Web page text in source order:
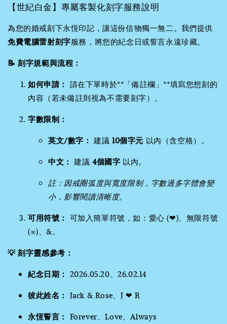
【世紀白金】專屬客製化刻字服務說明
為您的婚戒刻下永恆印記，讓這份信物獨一無二。我們提供
免費電腦雷射刻字服務，將您的紀念日或誓言永遠珍藏。
📝 刻字規範與流程：
如何申請： 請在下單時於**「備註欄」**填寫您想刻的
內容（若未備註則視為不需要刻字）。
字數限制：
英文/數字： 建議10個字元 以內（含空格）。
中文： 建議4個國字 以內。
註：因戒圈弧度與寬度限制，字數過多字體會變
小，影響閱讀清晰度。
可用符號： 可加入簡單符號，如：愛心 (❤)、無限符號
(∞)、&。
💡 刻字靈感參考：
紀念日期： 2026.05.20、26.02.14
彼此姓名： Jack & Rose、J ❤ R
永恆誓言： Forever、Love、Always